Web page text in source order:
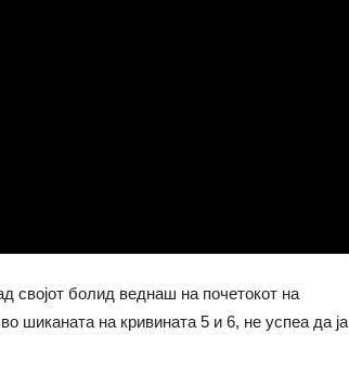
својот болид веднаш на почетокот на
шиканата на кривината 5 и 6, не успеа да ја